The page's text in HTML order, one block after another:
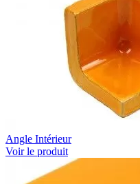
Angle Intérieur
Voir le produit